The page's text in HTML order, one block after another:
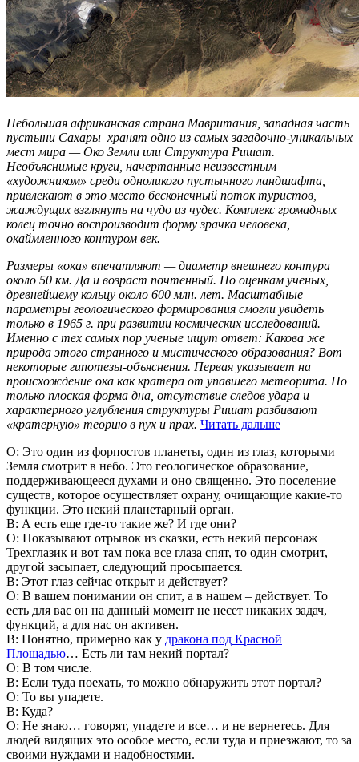
Небольшая африканская страна Мавритания, западная часть
пустыни Сахары хранят одно из самых загадочно-уникальных
мест мира — Око Земли или Структура Ришат.
Необъяснимые круги, начертанные неизвестным
«художником» среди одноликого пустынного ландшафта,
привлекают в это место бесконечный поток туристов,
жаждущих взглянуть на чудо из чудес. Комплекс громадных
колец точно воспроизводит форму зрачка человека,
окаймленного контуром век.
Размеры «ока» впечатляют — диаметр внешнего контура
около 50 км. Да и возраст почтенный. По оценкам ученых,
древнейшему кольцу около 600 млн. лет. Масштабные
параметры геологического формирования смогли увидеть
только в 1965 г. при развитии космических исследований.
Именно с тех самых пор ученые ищут ответ: Какова же
природа этого странного и мистического образования? Вот
некоторые гипотезы-объяснения. Первая указывает на
происхождение ока как кратера от упавшего метеорита. Но
только плоская форма дна, отсутствие следов удара и
характерного углубления структуры Ришат разбивают
«кратерную» теорию в пух и прах. Читать дальше
О: Это один из форпостов планеты, один из глаз, которыми
Земля смотрит в небо. Это геологическое образование,
поддерживающееся духами и оно священно. Это поселение
существ, которое осуществляет охрану, очищающие какие-то
функции. Это некий планетарный орган.
В: А есть еще где-то такие же? И где они?
О: Показывают отрывок из сказки, есть некий персонаж
Трехглазик и вот там пока все глаза спят, то один смотрит,
другой засыпает, следующий просыпается.
В: Этот глаз сейчас открыт и действует?
О: В вашем понимании он спит, а в нашем – действует. То
есть для вас он на данный момент не несет никаких задач,
функций, а для нас он активен.
В: Понятно, примерно как у дракона под Красной
Площадью… Есть ли там некий портал?
О: В том числе.
В: Если туда поехать, то можно обнаружить этот портал?
О: То вы упадете.
В: Куда?
О: Не знаю… говорят, упадете и все… и не вернетесь. Для
людей видящих это особое место, если туда и приезжают, то за
своими нуждами и надобностями.